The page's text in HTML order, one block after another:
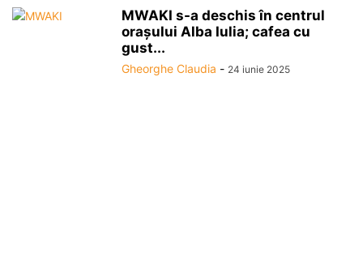
MWAKI s-a deschis în centrul
orașului Alba Iulia; cafea cu
gust...
Gheorghe Claudia - 24 iunie 2025